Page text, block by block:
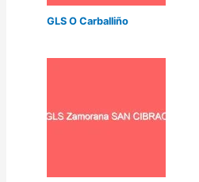
GLS O Carballiño